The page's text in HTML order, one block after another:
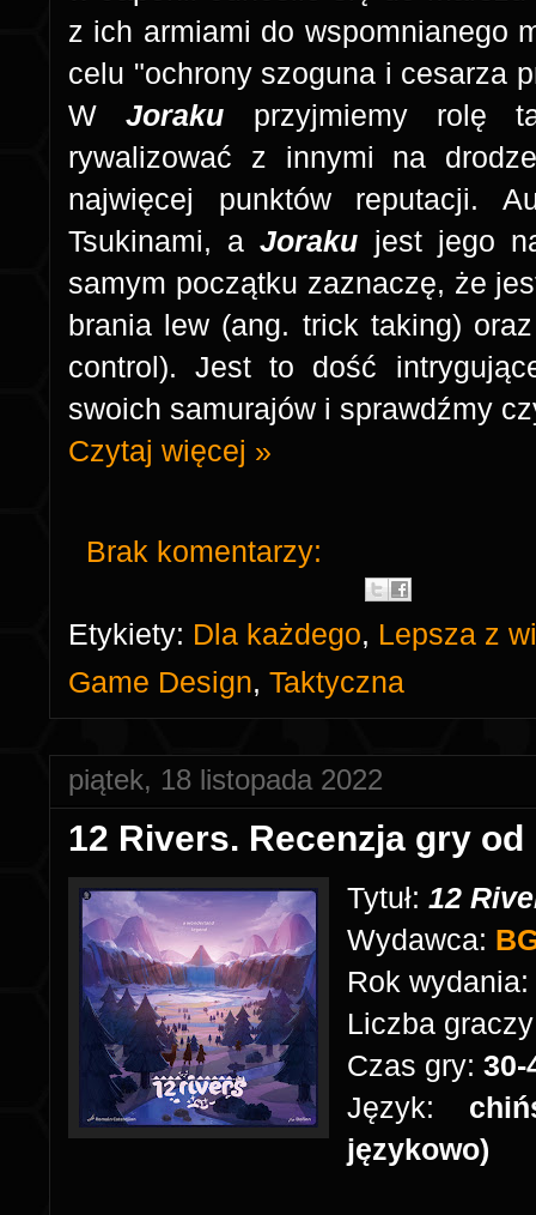
z ich armiami do wspomnianego
celu "ochrony szoguna i cesarza
WJoraku przyjmiemy rolę
rywalizować z innymi na
najwięcej punktów reputacji.
Tsukinami, aJoraku jest jego
samym początku zaznaczę, że
brania lew (ang. trick taking)
control). Jest to dość
swoich samurajów i sprawdźmy
Czytaj więcej »
Brak komentarzy:
Etykiety: Dla każdego, Lepsza z
Game Design, Taktyczna
piątek, 18 listopada 2022
12 Rivers. Recenzja gry
Tytuł: 12
Wydawca:
Rok wydania:
Liczba
Czas gry:
Język:
językowo)